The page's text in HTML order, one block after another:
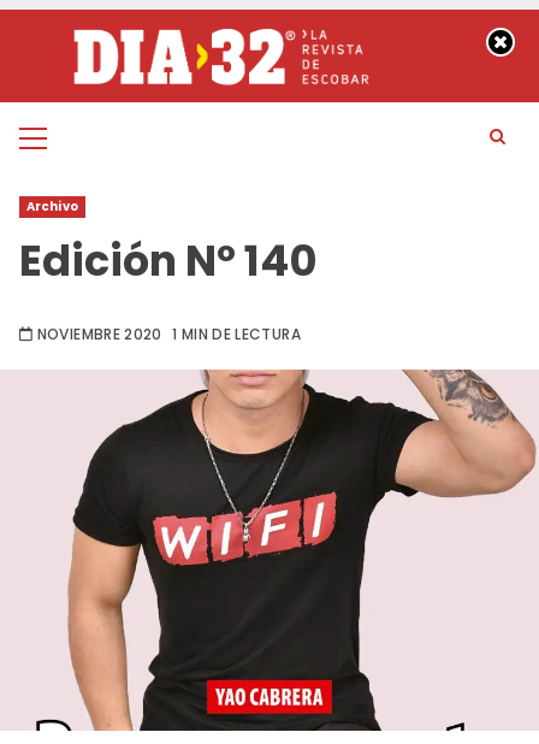
contenido
Menú
Archivo
Edición Nº 140
NOVIEMBRE 2020 1 MIN DE LECTURA